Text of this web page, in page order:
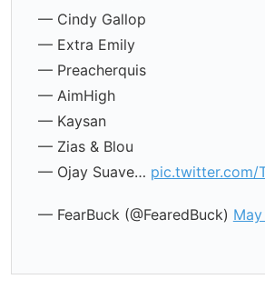
— Cindy Gallop
— Extra Emily
— Preacherquis
— AimHigh
— Kaysan
— Zias & Blou
— Ojay Suave… pic.twitter.com/
— FearBuck (@FearedBuck)